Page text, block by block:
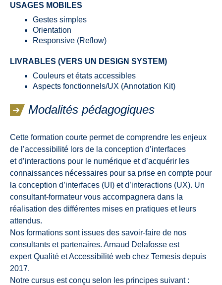
USAGES MOBILES
Gestes simples
Orientation
Responsive (Reflow)
LIVRABLES (VERS UN DESIGN SYSTEM)
Couleurs et états accessibles
Aspects fonctionnels/UX (Annotation Kit)
Modalités pédagogiques
Cette formation courte permet de comprendre les enjeux
de l’accessibilité lors de la conception d’interfaces
et d’interactions pour le numérique et d’acquérir les
connaissances nécessaires pour sa prise en compte pour
la conception d’interfaces (UI) et d’interactions (UX). Un
consultant-formateur vous accompagnera dans la
réalisation des différentes mises en pratiques et leurs
attendus.
Nos formations sont issues des savoir-faire de nos
consultants et partenaires. Arnaud Delafosse est
expert Qualité et Accessibilité web chez Temesis depuis
2017.
Notre cursus est conçu selon les principes suivant :